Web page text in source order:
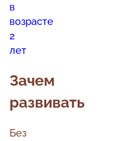
в
возрасте
2
лет
Зачем
развивать
Без